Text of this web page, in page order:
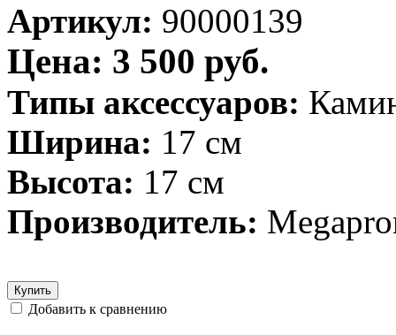
Артикул: 90000139
Цена: 3 500 руб.
Типы аксессуаров:
Ширина: 17 см
Высота: 17 см
Производитель:
Купить
Добавить к сравнению